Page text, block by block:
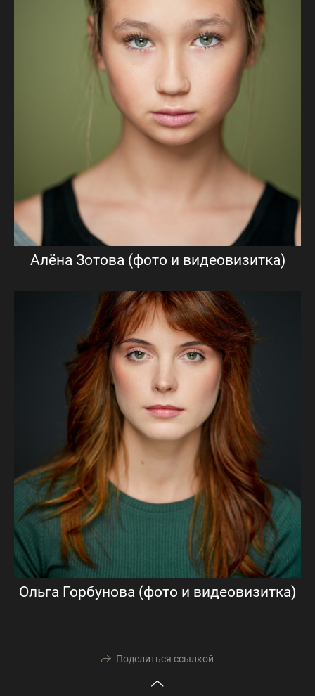
Алёна Зотова (фото и видеовизитка)
Ольга Горбунова (фото и видеовизитка)
Поделиться ссылкой